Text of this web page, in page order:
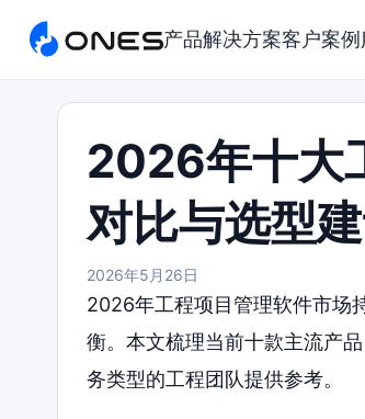
产品解决方案客户案例
2026年十大
对比与选型
2026年5月26日
2026年工程项目管理软件市场
衡。本文梳理当前十款主流产
务类型的工程团队提供参考。